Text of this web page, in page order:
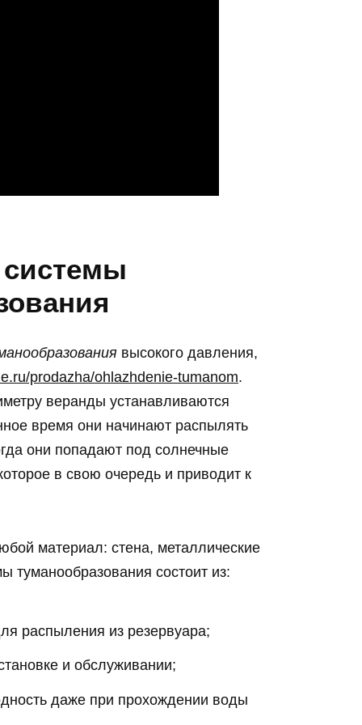
высокого давления,
prodazha/ohlazhdenie-tumanom.
веранды устанавливаются
время они начинают распылять
они попадают под солнечные
в свою очередь и приводит к
материал: стена, металлические
состоит из:
распыления из резервуара;
и обслуживании;
даже при прохождении воды